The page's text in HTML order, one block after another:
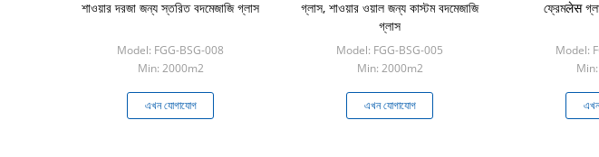
শাওয়ার দরজা জন্য স্তরিত বদমেজাজি গ্লাস
Model: FGG-BSG-008
Min: 2000m2
এখন যোগাযোগ
গ্লাস, শাওয়ার ওয়াল জন্য কাস্টম বদমেজাজি
গ্লাস
Model: FGG-BSG-005
Min: 2000m2
এখন যোগাযোগ
ফ্রেমलेस
Model: